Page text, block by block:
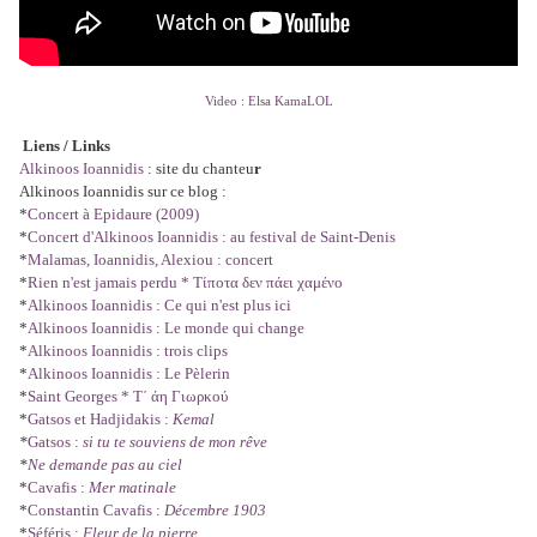
Video : Elsa KamaLOL
Liens / Links
Alkinoos Ioannidis : site du chanteur
Alkinoos Ioannidis sur ce blog :
*Concert à Epidaure (2009)
*Concert d'Alkinoos Ioannidis : au festival de Saint-Denis
*Malamas, Ioannidis, Alexiou : concert
*Rien n'est jamais perdu * Τίποτα δεν πάει χαμένο
*Alkinoos Ioannidis : Ce qui n'est plus ici
*Alkinoos Ioannidis : Le monde qui change
*Alkinoos Ioannidis : trois clips
*Alkinoos Ioannidis : Le Pèlerin
*Saint Georges * Τ΄ άη Γιωρκού
*Gatsos et Hadjidakis : Kemal
*Gatsos : si tu te souviens de mon rêve
*Ne demande pas au ciel
*Cavafis : Mer matinale
*Constantin Cavafis : Décembre 1903
*Séféris : Fleur de la pierre